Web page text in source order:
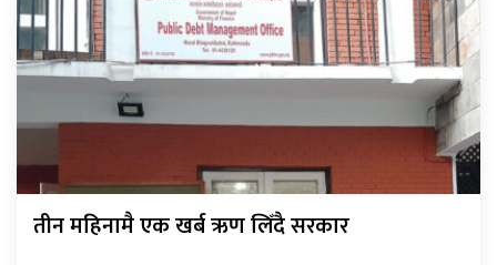
तीन महिनामै एक खर्ब ऋण लिँदै सरकार